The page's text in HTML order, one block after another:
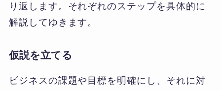
り返します。それぞれのステップを具体的に
解説してゆきます。
仮説を立てる
ビジネスの課題や目標を明確にし、それに対